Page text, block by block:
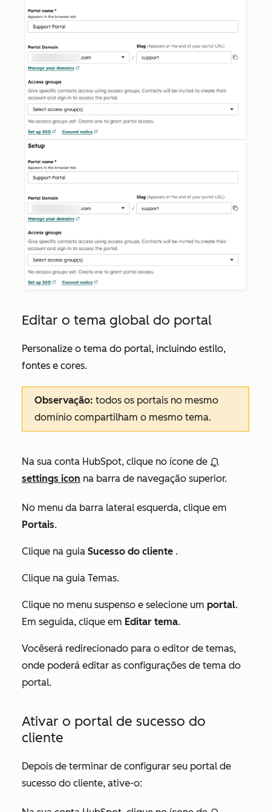
Editar o tema global do portal
Personalize o tema do portal, incluindo estilo,
fontes e cores.
Observação: todos os portais no mesmo
domínio compartilham o mesmo tema.
Na sua conta HubSpot, clique no ícone de
settings icon na barra de navegação superior.
No menu da barra lateral esquerda, clique em
Portais.
Clique na guia Sucesso do cliente .
Clique na guia Temas.
Clique no menu suspenso e selecione um portal.
Em seguida, clique em Editar tema.
Vocêserá redirecionado para o editor de temas,
onde poderá editar as configurações de tema do
portal.
Ativar o portal de sucesso do
cliente
Depois de terminar de configurar seu portal de
sucesso do cliente, ative-o: